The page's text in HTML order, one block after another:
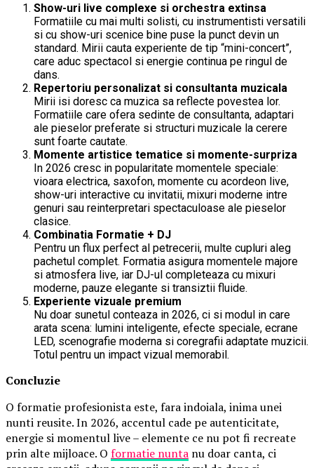
Show-uri live complexe si orchestra extinsa
Formatiile cu mai multi solisti, cu instrumentisti versatili
si cu show-uri scenice bine puse la punct devin un
standard. Mirii cauta experiente de tip “mini-concert”,
care aduc spectacol si energie continua pe ringul de
dans.
Repertoriu personalizat si consultanta muzicala
Mirii isi doresc ca muzica sa reflecte povestea lor.
Formatiile care ofera sedinte de consultanta, adaptari
ale pieselor preferate si structuri muzicale la cerere
sunt foarte cautate.
Momente artistice tematice si momente-surpriza
In 2026 cresc in popularitate momentele speciale:
vioara electrica, saxofon, momente cu acordeon live,
show-uri interactive cu invitatii, mixuri moderne intre
genuri sau reinterpretari spectaculoase ale pieselor
clasice.
Combinatia Formatie + DJ
Pentru un flux perfect al petrecerii, multe cupluri aleg
pachetul complet. Formatia asigura momentele majore
si atmosfera live, iar DJ-ul completeaza cu mixuri
moderne, pauze elegante si transiztii fluide.
Experiente vizuale premium
Nu doar sunetul conteaza in 2026, ci si modul in care
arata scena: lumini inteligente, efecte speciale, ecrane
LED, scenografie moderna si coregrafii adaptate muzicii.
Totul pentru un impact vizual memorabil.
Concluzie
O formatie profesionista este, fara indoiala, inima unei
nunti reusite. In 2026, accentul cade pe autenticitate,
energie si momentul live – elemente ce nu pot fi recreate
prin alte mijloace. O formatie nunta nu doar canta, ci